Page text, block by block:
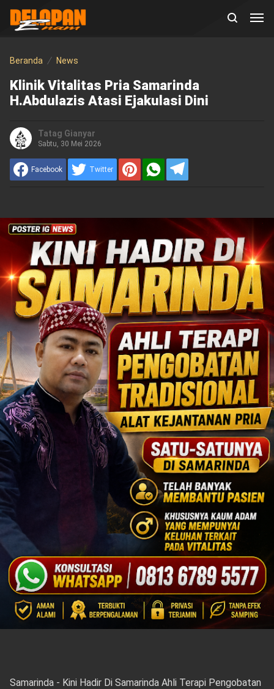
Beranda News
Klinik Vitalitas Pria Samarinda
H.Abdulazis Atasi Ejakulasi Dini
Tatag Gianyar
Sabtu, 30 Mei 2026
Facebook Twitter
Samarinda - Kini Hadir Di Samarinda Ahli Terapi Pengobatan